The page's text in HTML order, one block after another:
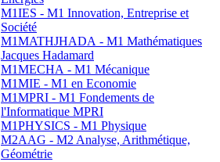
M1IES - M1 Innovation, Entreprise et
Société
M1MATHJHADA - M1 Mathématiques
Jacques Hadamard
M1MECHA - M1 Mécanique
M1MIE - M1 en Economie
M1MPRI - M1 Fondements de
l'Informatique MPRI
M1PHYSICS - M1 Physique
M2AAG - M2 Analyse, Arithmétique,
Géométrie